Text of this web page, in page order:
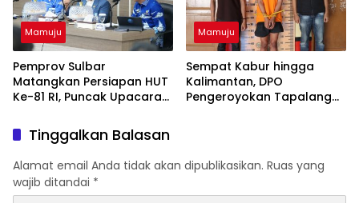
Mamuju
Pemprov Sulbar
Matangkan Persiapan HUT
Ke-81 RI, Puncak Upacara
Mamuju
Sempat Kabur hingga
Kalimantan, DPO
Pengeroyokan Tapalang
Tinggalkan Balasan
Alamat email Anda tidak akan dipublikasikan. Ruas yang
wajib ditandai *